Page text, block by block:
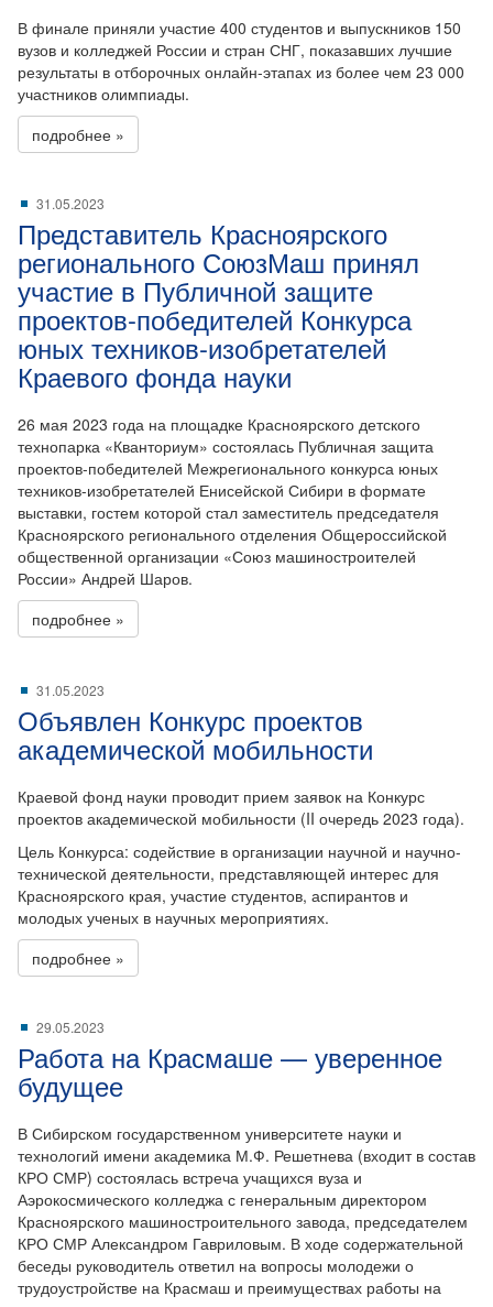
В финале приняли участие 400 студентов и выпускников 150
вузов и колледжей России и стран СНГ, показавших лучшие
результаты в отборочных онлайн-этапах из более чем 23 000
участников олимпиады.
подробнее »
31.05.2023
Представитель Красноярского
регионального СоюзМаш принял
участие в Публичной защите
проектов-победителей Конкурса
юных техников-изобретателей
Краевого фонда науки
26 мая 2023 года на площадке Красноярского детского
технопарка «Кванториум» состоялась Публичная защита
проектов-победителей Межрегионального конкурса юных
техников-изобретателей Енисейской Сибири в формате
выставки, гостем которой стал заместитель председателя
Красноярского регионального отделения Общероссийской
общественной организации «Союз машиностроителей
России» Андрей Шаров.
подробнее »
31.05.2023
Объявлен Конкурс проектов
академической мобильности
Краевой фонд науки проводит прием заявок на Конкурс
проектов академической мобильности (II очередь 2023 года).
Цель Конкурса: содействие в организации научной и научно-
технической деятельности, представляющей интерес для
Красноярского края, участие студентов, аспирантов и
молодых ученых в научных мероприятиях.
подробнее »
29.05.2023
Работа на Красмаше — уверенное
будущее
В Сибирском государственном университете науки и
технологий имени академика М.Ф. Решетнева (входит в состав
КРО СМР) состоялась встреча учащихся вуза и
Аэрокосмического колледжа с генеральным директором
Красноярского машиностроительного завода, председателем
КРО СМР Александром Гавриловым. В ходе содержательной
беседы руководитель ответил на вопросы молодежи о
трудоустройстве на Красмаш и преимуществах работы на